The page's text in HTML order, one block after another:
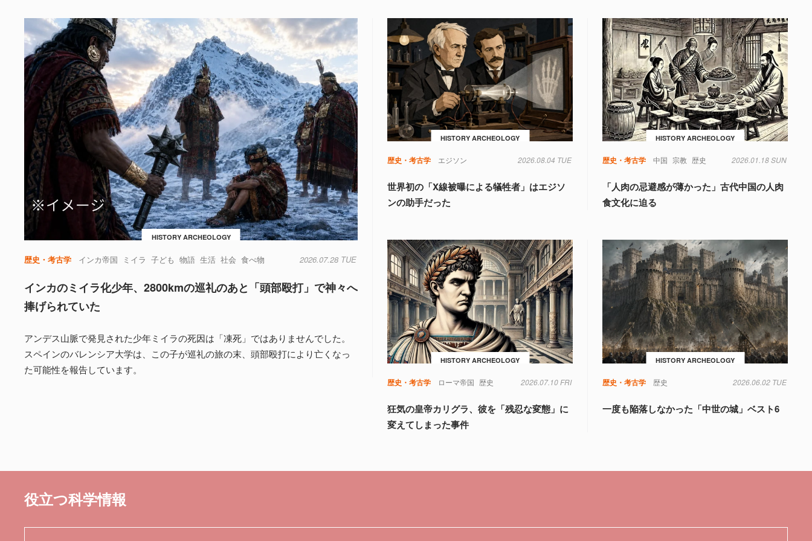
HISTORY ARCHEOLOGY
歴史・考古学 インカ帝国 ミイラ 子ども 物語 生活 社会 食べ物 2026.07.28 TUE
インカのミイラ化少年、2800kmの巡礼のあと「頭部殴打」で神々へ
捧げられていた
アンデス山脈で発見された少年ミイラの死因は「凍死」ではありませんでした。
スペインのバレンシア大学は、この子が巡礼の旅の末、頭部殴打により亡くなっ
た可能性を報告しています。
HISTORY ARCHEOLOGY
歴史・考古学 エジソン 2026.08.04 TUE
世界初の「X線被曝による犠牲者」はエジソ
ンの助手だった
HISTORY ARCHEOLOGY
歴史・考古学 中国 宗教 歴史 2026.01.18 SUN
「人肉の忌避感が薄かった」古代中国の人肉
食文化に迫る
HISTORY ARCHEOLOGY
歴史・考古学 ローマ帝国 歴史 2026.07.10 FRI
狂気の皇帝カリグラ、彼を「残忍な変態」に
変えてしまった事件
HISTORY ARCHEOLOGY
歴史・考古学 歴史 2026.06.02 TUE
一度も陥落しなかった「中世の城」ベスト6
役立つ科学情報